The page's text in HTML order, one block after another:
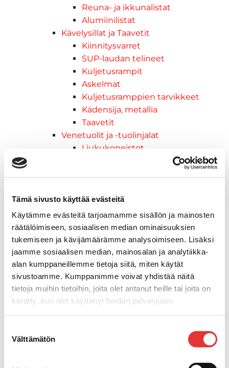
Tämä sivusto käyttää evästeitä
Käytämme evästeitä tarjoamamme sisällön ja mainosten
räätälöimiseen, sosiaalisen median ominaisuuksien
tukemiseen ja kävijämäärämme analysoimiseen. Lisäksi
jaamme sosiaalisen median, mainosalan ja analytiikka-
alan kumppaneillemme tietoja siitä, miten käytät
sivustoamme. Kumppanimme voivat yhdistää näitä
tietoja muihin tietoihin, joita olet antanut heille tai joita on
kerätty, kun olet käyttänyt heidän palvelujaan.
valinta
Välttämätön
Reuna- ja ikkunalistat
Alumiinilistat
Kävelysillat ja Taavetit
Kiinnitysvarret
SUP-laudan telineet
Kuljetusrampit
Askelmat
Kuljetusramppien tarvikkeet
Kädensija, metallia
Taavetit
Venetuolit ja -tuolinjalat
Liukukoneistot
Veneen kiinnitys
Pollarit
Knaapit
Trailerikoukut
Venerenkaat ja silmukkapultit/-
ruuvit
Vetourat
Kansiruuvikkeet
Jätevesi
Kansiruuvikkeiden varaosat